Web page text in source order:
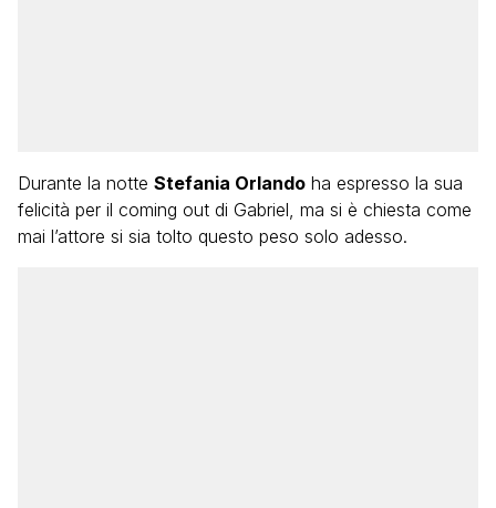
Durante la notte Stefania Orlando ha espresso la sua
felicità per il coming out di Gabriel, ma si è chiesta come
mai l’attore si sia tolto questo peso solo adesso.